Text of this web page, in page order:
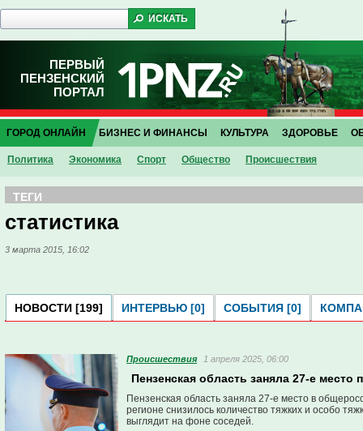
ПЕРВЫЙ
ПЕНЗЕНСКИЙ
ПОРТАЛ
ГОРОД ОНЛАЙН
Политика Экономика Спорт Общество Проиcшествия
БИЗНЕС И ФИНАНСЫ КУЛЬТУРА ЗДОРОВЬЕ
ТЕГИ
статистика
3 марта 2015, 16:02
НОВОСТИ [199] ИНТЕРВЬЮ [0] СОБЫТИЯ [0]
Проиcшествия 1 апреля 2025, 06:00
Пензенская область заняла 27-е место
Пензенская область заняла 27-е место в
регионе снизилось количество тяжких и особо
выглядит на фоне соседей.